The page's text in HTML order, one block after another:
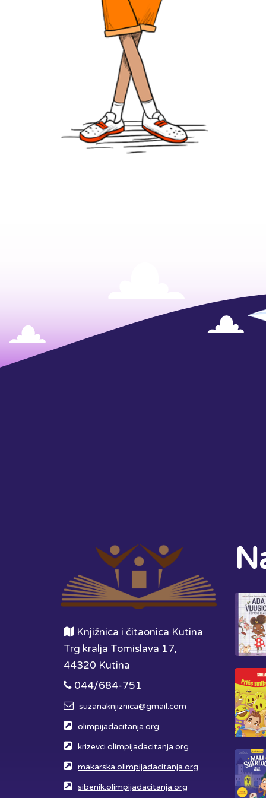
Knjižnica i čitaonica Kutina
Trg kralja Tomislava 17,
44320 Kutina
044/684-751
suzanaknjiznica@gmail.com
olimpijadacitanja.org
krizevci.olimpijadacitanja.org
makarska.olimpijadacitanja.org
sibenik.olimpijadacitanja.org